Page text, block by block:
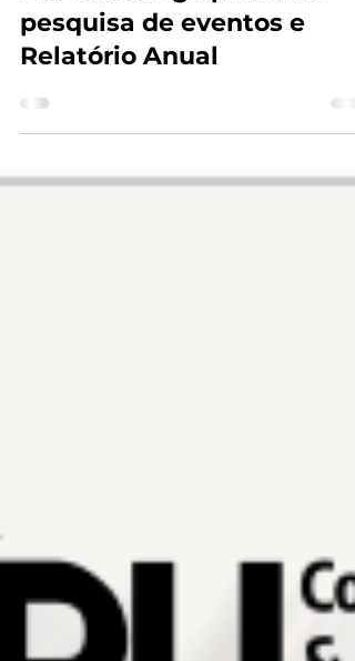
23 de abr. de 2024 2 min de leitura
GRU Meeting apresenta
pesquisa de eventos e
Relatório Anual